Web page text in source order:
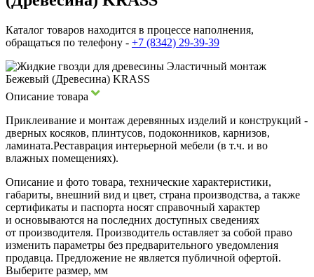
Каталог товаров находится в процессе наполнения,
обращаться по телефону - +7 (8342) 29-39-39
Описание товара
Приклеивание и монтаж деревянных изделий и конструкций -
дверных косяков, плинтусов, подоконников, карнизов,
ламината.Реставрация интерьерной мебели (в т.ч. и во
влажных помещениях).
Описание и фото товара, технические характеристики,
габариты, внешний вид и цвет, страна производства, а также
сертификаты и паспорта носят справочный характер
и основываются на последних доступных сведениях
от производителя. Производитель оставляет за собой право
изменить параметры без предварительного уведомления
продавца. Предложение не является публичной офертой.
Выберите размер, мм